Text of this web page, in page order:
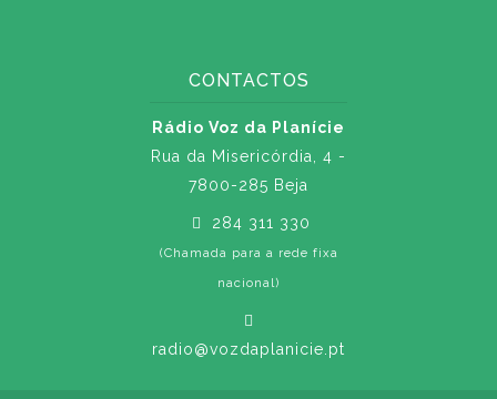
CONTACTOS
Rádio Voz da Planície
Rua da Misericórdia, 4 -
7800-285 Beja
284 311 330
(Chamada para a rede fixa
nacional)
radio@vozdaplanicie.pt